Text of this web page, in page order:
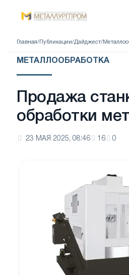
Главная/ Публикации/Дайджест/
МЕТАЛЛООБРАБОТКА
Продажа
обработки
23 МАЯ 2025, 08:46 16 0